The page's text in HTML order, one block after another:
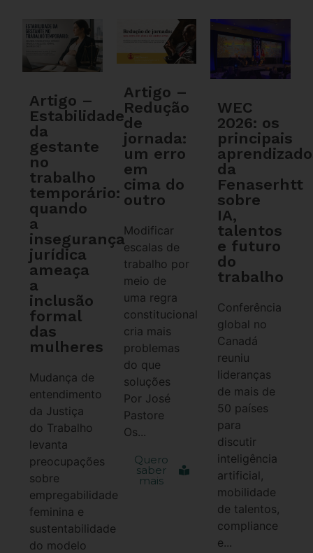
Artigo –
Estabilidade
da
gestante
no
trabalho
temporário:
quando
a
insegurança
jurídica
ameaça
a
inclusão
formal
das
mulheres
Mudança de
entendimento
da Justiça
do Trabalho
levanta
preocupações
sobre
empregabilidade
feminina e
sustentabilidade
do modelo
Artigo –
Redução
de
jornada:
um erro
em
cima do
outro
Modificar
escalas de
trabalho por
meio de
uma regra
constitucional
cria mais
problemas
do que
soluções
Por José
Pastore
Os...
Quero
saber
mais
WEC
2026: os
principais
da
Fenaserhtt
sobre
IA,
talentos
e futuro
do
trabalho
Conferência
global no
Canadá
reuniu
lideranças
de mais de
50 países
para
discutir
inteligência
artificial,
mobilidade
de talentos,
compliance
e...